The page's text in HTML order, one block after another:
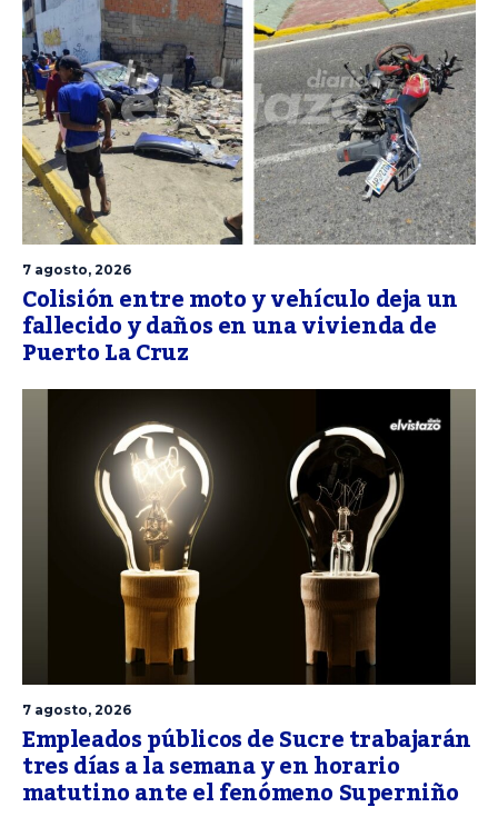
7 agosto, 2026
Colisión entre moto y vehículo deja un
fallecido y daños en una vivienda de
Puerto La Cruz
7 agosto, 2026
Empleados públicos de Sucre trabajarán
tres días a la semana y en horario
matutino ante el fenómeno Superniño